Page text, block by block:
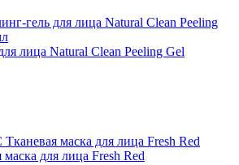
лица Natural Clean Peeling Gel
для лица Fresh Red